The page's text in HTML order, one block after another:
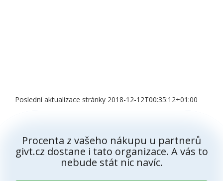
Poslední aktualizace stránky 2018-12-12T00:35:12+01:00
Procenta z vašeho nákupu u partnerů
givt.cz dostane i tato organizace. A vás to
nebude stát nic navíc.